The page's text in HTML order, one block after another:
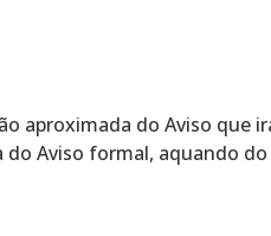
aproximada do Aviso que
Aviso formal, aquando